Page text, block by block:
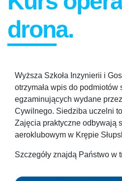
drona.
Wyższa Szkoła Inzynierii i
otrzymała wpis do podmiotów
egzaminujących wydane
Cywilnego. Siedziba uczelni to
Zajęcia praktyczne odbywają
aeroklubowym w Krępie
Szczegóły znajdą Państwo w